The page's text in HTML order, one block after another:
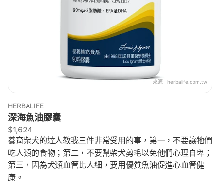
來源： herbalife.com.tw
HERBALIFE
深海魚油膠囊
$1,624
養育柴犬的達人教我三件非常受用的事，第一，不要讓牠們
吃人類的食物；第二，不要幫柴犬剪毛以免他們心理自卑；
第三，因為犬類血管比人細，要用優質魚油促進心血管健
康。